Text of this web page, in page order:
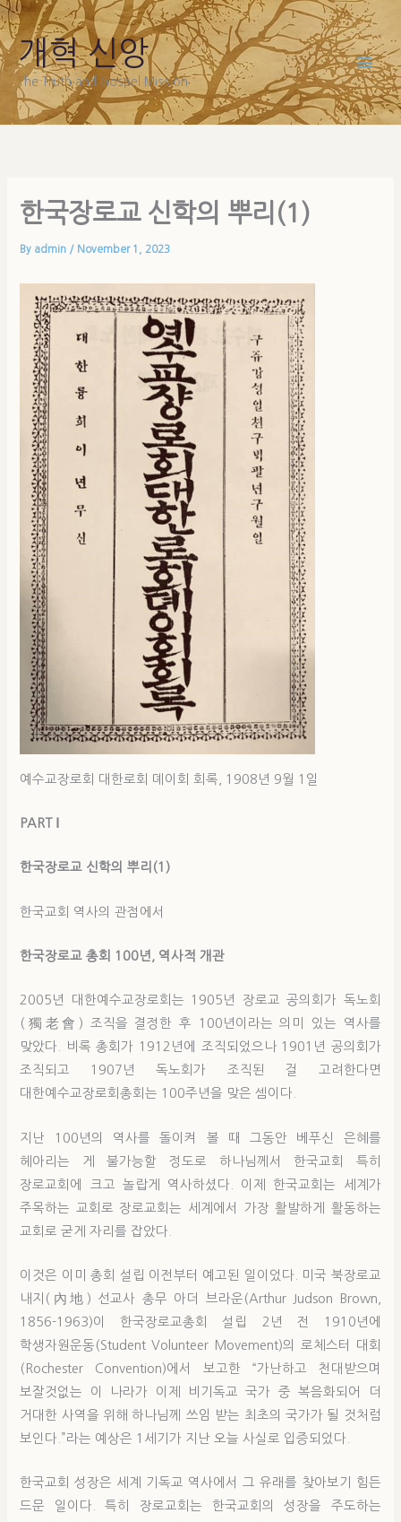
Skip
to
content
개혁 신앙
The Truth and Gospel Mission
한국장로교 신학의 뿌리(1)
By admin / November 1, 2023
예수교장로회 대한로회 뎨이회 회록, 1908년 9월 1일
PART Ⅰ
한국장로교 신학의 뿌리(1)
한국교회 역사의 관점에서
한국장로교 총회 100년, 역사적 개관
2005년 대한예수교장로회는 1905년 장로교 공의회가 독노회
(獨老會) 조직을 결정한 후 100년이라는 의미 있는 역사를
맞았다. 비록 총회가 1912년에 조직되었으나 1901년 공의회가
조직되고 1907년 독노회가 조직된 걸 고려한다면
대한예수교장로회총회는 100주년을 맞은 셈이다.
지난 100년의 역사를 돌이켜 볼 때 그동안 베푸신 은혜를
헤아리는 게 불가능할 정도로 하나님께서 한국교회 특히
장로교회에 크고 놀랍게 역사하셨다. 이제 한국교회는 세계가
주목하는 교회로 장로교회는 세계에서 가장 활발하게 활동하는
교회로 굳게 자리를 잡았다.
이것은 이미 총회 설립 이전부터 예고된 일이었다. 미국 북장로교
내지(內地) 선교사 총무 아더 브라운(Arthur Judson Brown,
1856-1963)이 한국장로교총회 설립 2년 전 1910년에
학생자원운동(Student Volunteer Movement)의 로체스터 대회
(Rochester Convention)에서 보고한 “가난하고 천대받으며
보잘것없는 이 나라가 이제 비기독교 국가 중 복음화되어 더
거대한 사역을 위해 하나님께 쓰임 받는 최초의 국가가 될 것처럼
보인다.”라는 예상은 1세기가 지난 오늘 사실로 입증되었다.
한국교회 성장은 세계 기독교 역사에서 그 유래를 찾아보기 힘든
드문 일이다. 특히 장로교회는 한국교회의 성장을 주도하는